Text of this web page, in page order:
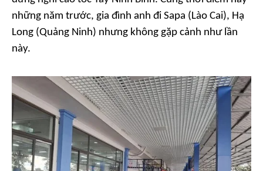
những năm trước, gia đình anh đi Sapa (Lào Cai), Hạ
Long (Quảng Ninh) nhưng không gặp cảnh như lần
này.